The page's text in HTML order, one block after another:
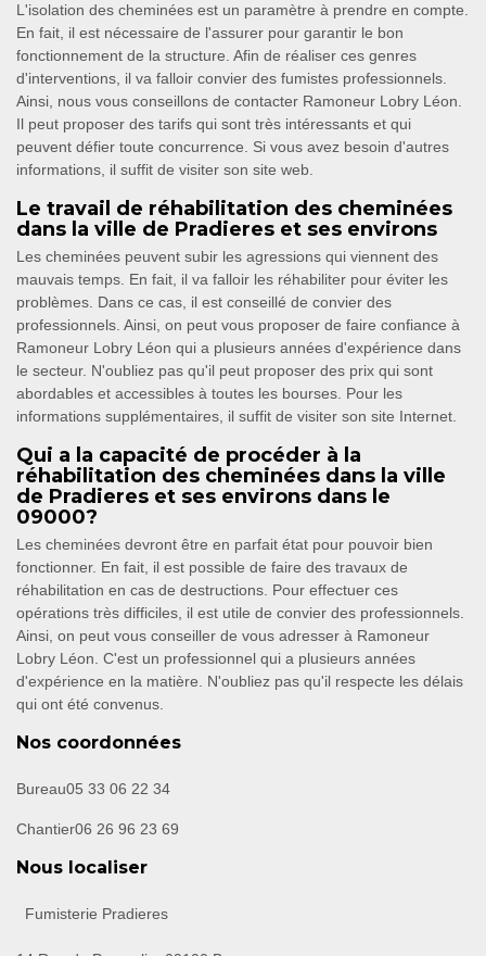
L'isolation des cheminées est un paramètre à prendre en compte.
En fait, il est nécessaire de l'assurer pour garantir le bon
fonctionnement de la structure. Afin de réaliser ces genres
d'interventions, il va falloir convier des fumistes professionnels.
Ainsi, nous vous conseillons de contacter Ramoneur Lobry Léon.
Il peut proposer des tarifs qui sont très intéressants et qui
peuvent défier toute concurrence. Si vous avez besoin d'autres
informations, il suffit de visiter son site web.
Le travail de réhabilitation des cheminées
dans la ville de Pradieres et ses environs
Les cheminées peuvent subir les agressions qui viennent des
mauvais temps. En fait, il va falloir les réhabiliter pour éviter les
problèmes. Dans ce cas, il est conseillé de convier des
professionnels. Ainsi, on peut vous proposer de faire confiance à
Ramoneur Lobry Léon qui a plusieurs années d'expérience dans
le secteur. N'oubliez pas qu'il peut proposer des prix qui sont
abordables et accessibles à toutes les bourses. Pour les
informations supplémentaires, il suffit de visiter son site Internet.
Qui a la capacité de procéder à la
réhabilitation des cheminées dans la ville
de Pradieres et ses environs dans le
09000?
Les cheminées devront être en parfait état pour pouvoir bien
fonctionner. En fait, il est possible de faire des travaux de
réhabilitation en cas de destructions. Pour effectuer ces
opérations très difficiles, il est utile de convier des professionnels.
Ainsi, on peut vous conseiller de vous adresser à Ramoneur
Lobry Léon. C'est un professionnel qui a plusieurs années
d'expérience en la matière. N'oubliez pas qu'il respecte les délais
qui ont été convenus.
Nos coordonnées
Bureau05 33 06 22 34
Chantier06 26 96 23 69
Nous localiser
Fumisterie Pradieres